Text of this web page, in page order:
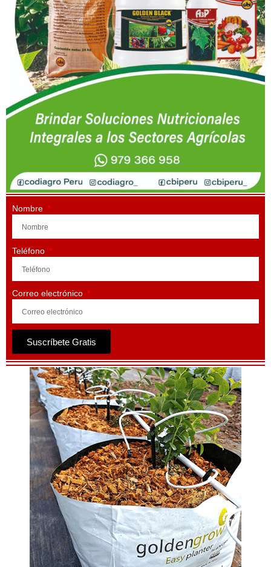
Nombre
Teléfono
Correo electrónico
Suscríbete Gratis